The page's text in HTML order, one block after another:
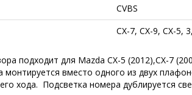
CVBS
CX-7, CX-9, CX-5,
подходит для Mazda CX-5 (2012),CX-7
монтируется вместо одного из двух
хода. Подсветка номера дублируется